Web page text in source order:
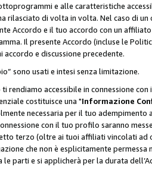
e alle caratteristiche
rilasciato di volta in volta. Nel caso di
Accordo e il tuo accordo con un
Il presente Accordo (incluse le
e discussione precedente.
sono usati e intesi senza limitazione.
accessibile in connessione
costituisce una "Informazione
necessaria per il tuo adempimento
con il tuo profilo saranno
terzo (oltre ai tuoi affiliati vincolati
che non è esplicitamente permessa
parti e si applicherà per la durata